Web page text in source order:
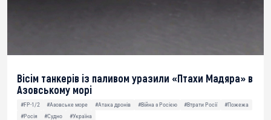
Вісім танкерів із паливом уразили «Птахи Мадяра» в
Азовському морі
#FP-1/2 #Азовське море #Атака дронів #Війна з Росією #Втрати Росії
#Пожежа
#Росія
#Судно
#Україна